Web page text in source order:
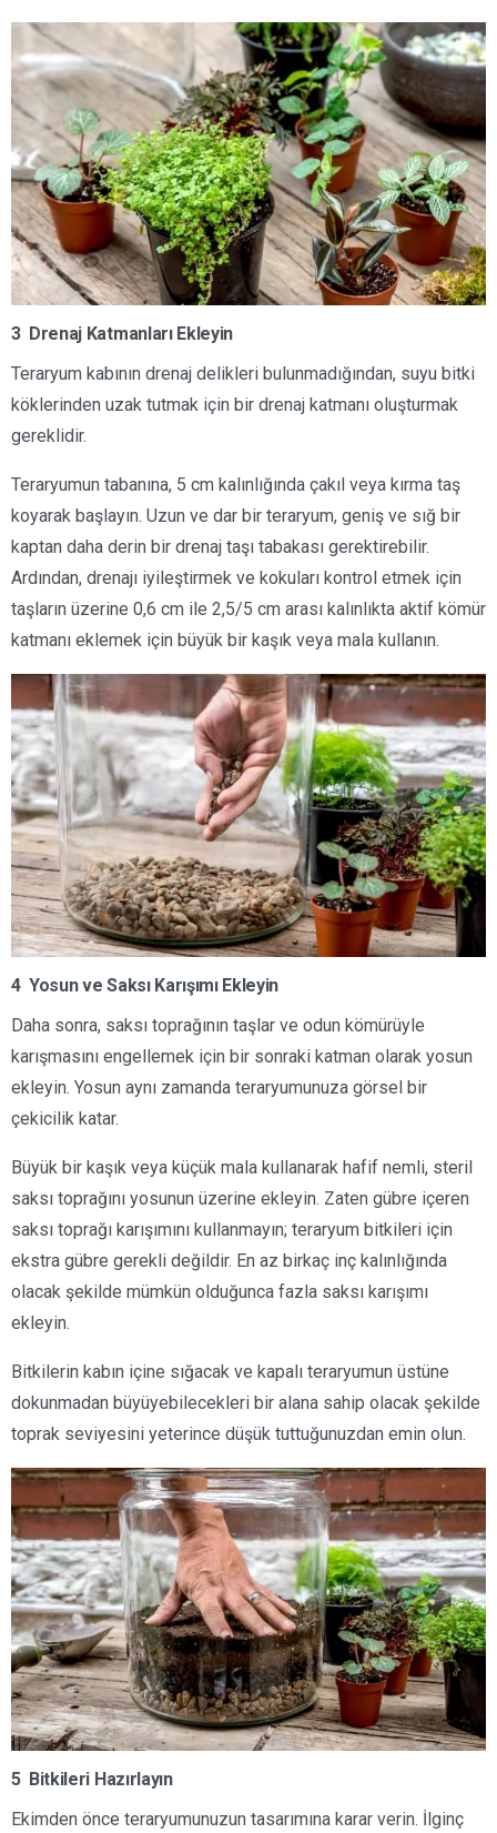
3 Drenaj Katmanları Ekleyin
Teraryum kabının drenaj delikleri bulunmadığından, suyu bitki
köklerinden uzak tutmak için bir drenaj katmanı oluşturmak
gereklidir.
Teraryumun tabanına, 5 cm kalınlığında çakıl veya kırma taş
koyarak başlayın. Uzun ve dar bir teraryum, geniş ve sığ bir
kaptan daha derin bir drenaj taşı tabakası gerektirebilir.
Ardından, drenajı iyileştirmek ve kokuları kontrol etmek için
taşların üzerine 0,6 cm ile 2,5/5 cm arası kalınlıkta aktif kömür
katmanı eklemek için büyük bir kaşık veya mala kullanın.
4 Yosun ve Saksı Karışımı Ekleyin
Daha sonra, saksı toprağının taşlar ve odun kömürüyle
karışmasını engellemek için bir sonraki katman olarak yosun
ekleyin. Yosun aynı zamanda teraryumunuza görsel bir
çekicilik katar.
Büyük bir kaşık veya küçük mala kullanarak hafif nemli, steril
saksı toprağını yosunun üzerine ekleyin. Zaten gübre içeren
saksı toprağı karışımını kullanmayın; teraryum bitkileri için
ekstra gübre gerekli değildir. En az birkaç inç kalınlığında
olacak şekilde mümkün olduğunca fazla saksı karışımı
ekleyin.
Bitkilerin kabın içine sığacak ve kapalı teraryumun üstüne
dokunmadan büyüyebilecekleri bir alana sahip olacak şekilde
toprak seviyesini yeterince düşük tuttuğunuzdan emin olun.
5 Bitkileri Hazırlayın
Ekimden önce teraryumunuzun tasarımına karar verin. İlginç